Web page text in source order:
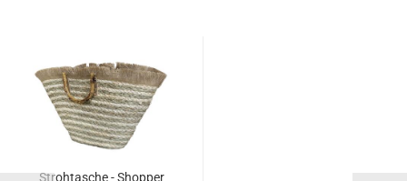
Strohtasche - Shopper